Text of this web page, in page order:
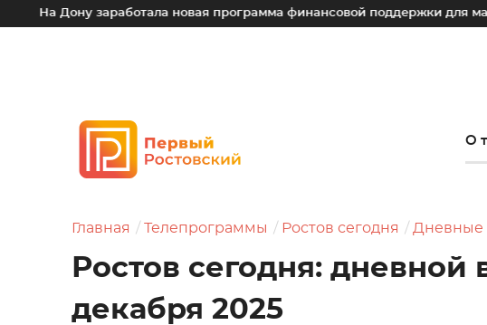
заработала новая программа финансовой поддержки для малых
О
Главная Телепрограммы Ростов сегодня Дневные
Ростов сегодня: дневной
декабря 2025